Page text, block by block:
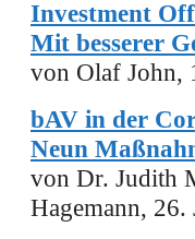
Investment
Mit besserer
von Olaf John,
bAV in der
Neun
von Dr. Judith
Hagemann, 26.